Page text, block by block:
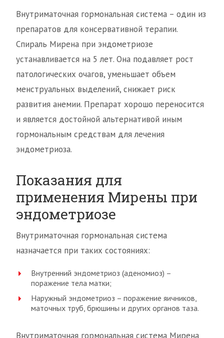
Внутриматочная гормональная система – один из
препаратов для консервативной терапии.
Спираль Мирена при эндометриозе
устанавливается на 5 лет. Она подавляет рост
патологических очагов, уменьшает объем
менструальных выделений, снижает риск
развития анемии. Препарат хорошо переносится
и является достойной альтернативой иным
гормональным средствам для лечения
эндометриоза.
Показания для
применения Мирены при
эндометриозе
Внутриматочная гормональная система
назначается при таких состояниях:
Внутренний эндометриоз (аденомиоз) –
поражение тела матки;
Наружный эндометриоз – поражение яичников,
маточных труб, брюшины и других органов таза.
Внутриматочная гормональная система Мирена